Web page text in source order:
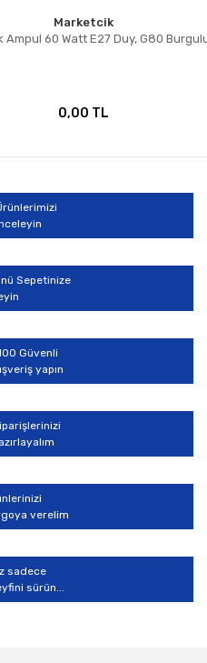
Marketcik
60 Watt E27 Duy, G80
0,00 TL
Sepetinize
Güvenli
yapın
verelim
sadece
sürün...